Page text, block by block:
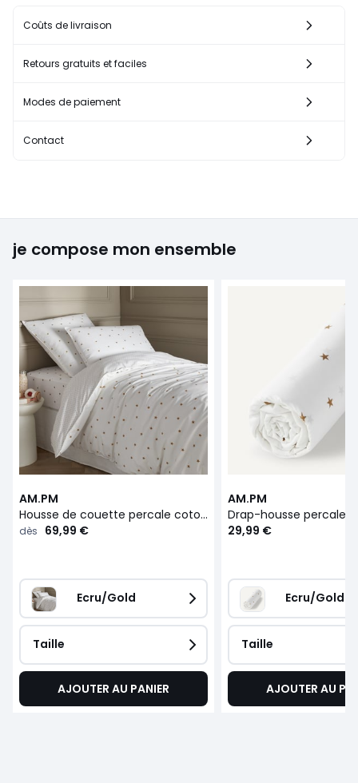
Coûts de livraison
Retours gratuits et faciles
Modes de paiement
Contact
je compose mon ensemble
AM.PM
Housse de couette percale coton biologique, Stella
dès 69,99 €
Ecru/Gold
Taille
AJOUTER AU PANIER
AM.PM
29,99 €
Ecru/Gold
Taille
AJOUTER AU